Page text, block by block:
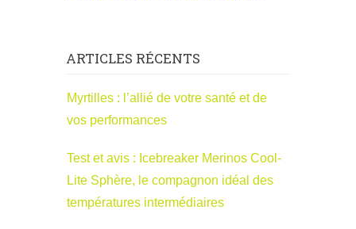
ARTICLES RÉCENTS
Myrtilles : l’allié de votre santé et de
vos performances
Test et avis : Icebreaker Merinos Cool-
Lite Sphère, le compagnon idéal des
températures intermédiaires